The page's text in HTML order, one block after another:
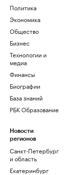
Политика
Экономика
Общество
Бизнес
Технологии и
медиа
Финансы
Биографии
База знаний
РБК Образование
Новости
регионов
Санкт-Петербург
и область
Екатеринбург